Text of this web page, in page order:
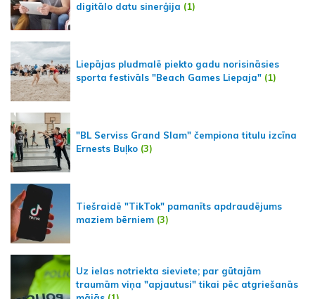
digitālo datu sinerģija (1)
Liepājas pludmalē piekto gadu norisināsies
sporta festivāls "Beach Games Liepaja" (1)
"BL Serviss Grand Slam" čempiona titulu izcīna
Ernests Buļko (3)
Tiešraidē "TikTok" pamanīts apdraudējums
maziem bērniem (3)
Uz ielas notriekta sieviete; par gūtajām
traumām viņa "apjautusi" tikai pēc atgriešanās